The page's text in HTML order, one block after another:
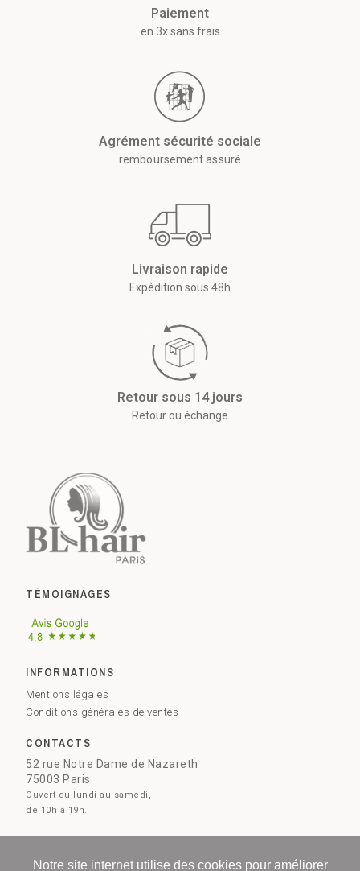
Paiement
en 3x sans frais
Agrément sécurité sociale
remboursement assuré
Livraison rapide
Expédition sous 48h
Retour sous 14 jours
Retour ou échange
TÉMOIGNAGES
INFORMATIONS
Mentions légales
Conditions générales de ventes
CONTACTS
52 rue Notre Dame de Nazareth
75003 Paris
Ouvert du lundi au samedi,
de 10h à 19h.
09 73 51 28 78
Contactez-nous
Notre site internet utilise des cookies pour améliorer